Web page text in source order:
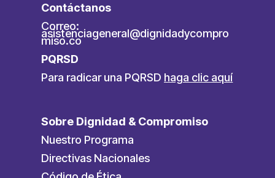
Contáctanos
Correo:
asistenciageneral@dignidadycompro
miso.co
PQRSD
Para radicar una PQRSD haga clic aquí
Sobre Dignidad & Compromiso
Nuestro Programa
Directivas Nacionales